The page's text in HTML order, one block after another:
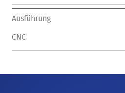
Ausführung
CNC